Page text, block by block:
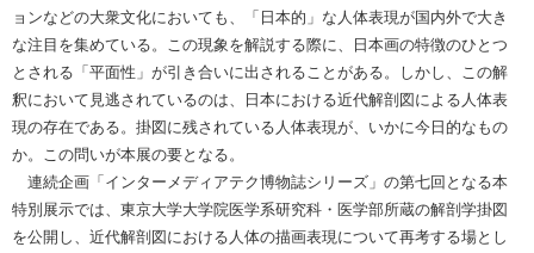
ョンなどの大衆文化においても、「日本的」な人体表現が国内外で大き
な注目を集めている。この現象を解説する際に、日本画の特徴のひとつ
とされる「平面性」が引き合いに出されることがある。しかし、この解
釈において見逃されているのは、日本における近代解剖図による人体表
現の存在である。掛図に残されている人体表現が、いかに今日的なもの
か。この問いが本展の要となる。
連続企画「インターメディアテク博物誌シリーズ」の第七回となる本
特別展示では、東京大学大学院医学系研究科・医学部所蔵の解剖学掛図
を公開し、近代解剖図における人体の描画表現について再考する場とし